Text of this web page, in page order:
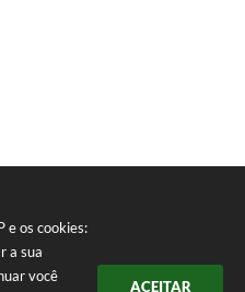
e os cookies:
a sua
você
ACEITAR